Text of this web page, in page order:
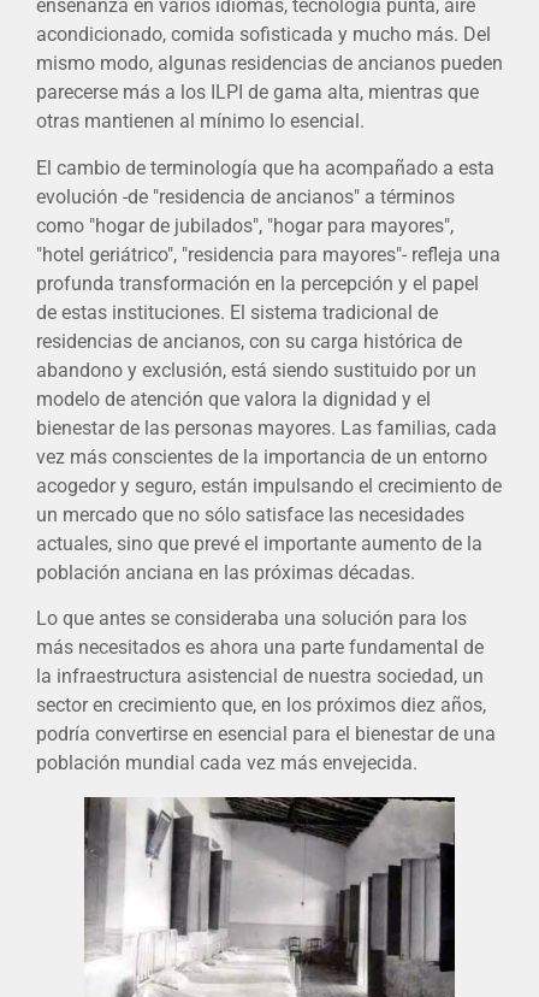
enseñanza en varios idiomas, tecnología punta, aire
acondicionado, comida sofisticada y mucho más. Del
mismo modo, algunas residencias de ancianos pueden
parecerse más a los ILPI de gama alta, mientras que
otras mantienen al mínimo lo esencial.
El cambio de terminología que ha acompañado a esta
evolución -de "residencia de ancianos" a términos
como "hogar de jubilados", "hogar para mayores",
"hotel geriátrico", "residencia para mayores"- refleja una
profunda transformación en la percepción y el papel
de estas instituciones. El sistema tradicional de
residencias de ancianos, con su carga histórica de
abandono y exclusión, está siendo sustituido por un
modelo de atención que valora la dignidad y el
bienestar de las personas mayores. Las familias, cada
vez más conscientes de la importancia de un entorno
acogedor y seguro, están impulsando el crecimiento de
un mercado que no sólo satisface las necesidades
actuales, sino que prevé el importante aumento de la
población anciana en las próximas décadas.
Lo que antes se consideraba una solución para los
más necesitados es ahora una parte fundamental de
la infraestructura asistencial de nuestra sociedad, un
sector en crecimiento que, en los próximos diez años,
podría convertirse en esencial para el bienestar de una
población mundial cada vez más envejecida.